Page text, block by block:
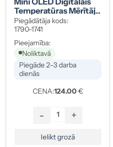
Temperatūras Mērītājs
1790-1741
Piegādātāja kods:
1790-1741
Pieejamība:
Noliktavā
Piegāde 2–3 darba
dienās
CENA:124.00 €
- +
Ielikt grozā